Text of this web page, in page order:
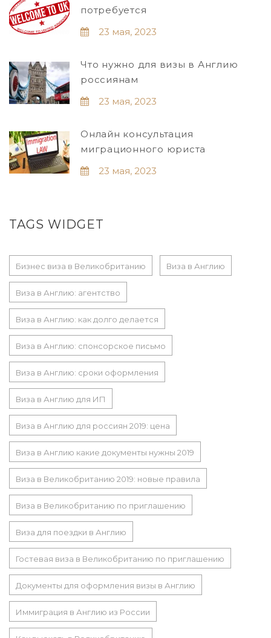
потребуется
23 мая, 2023
Что нужно для визы в Англию
россиянам
23 мая, 2023
Онлайн консультация
миграционного юриста
23 мая, 2023
TAGS WIDGET
Бизнес виза в Великобританию Виза в Англию
Виза в Англию: агентство
Виза в Англию: как долго делается
Виза в Англию: спонсорское письмо
Виза в Англию: сроки оформления
Виза в Англию для ИП
Виза в Англию для россиян 2019: цена
Виза в Англию какие документы нужны 2019
Виза в Великобританию 2019: новые правила
Виза в Великобританию по приглашению
Виза для поездки в Англию
Гостевая виза в Великобританию по приглашению
Документы для оформления визы в Англию
Иммиграция в Англию из России